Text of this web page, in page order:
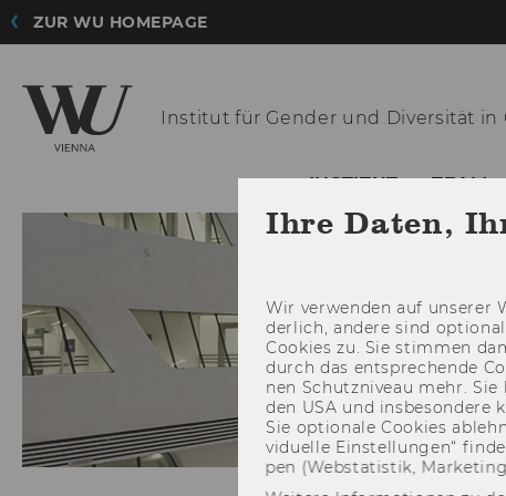
ZUR WU HOMEPAGE
Institut für Gender und Diversität in
INSTITUT TEAM
Ihre Daten,
Wir ver­wen­den auf un­se­rer
der­lich, an­de­re sind
Coo­kies zu. Sie stim­men
durch das ent­spre­chen­de
nen Schutz­ni­veau mehr.
den USA und ins­be­son­de­re
Sie op­tio­na­le Coo­kies
vi­du­el­le Ein­stel­lun­gen“
pen (Web­sta­tis­tik,